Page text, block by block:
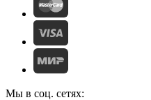
Мы в соц. сетях: